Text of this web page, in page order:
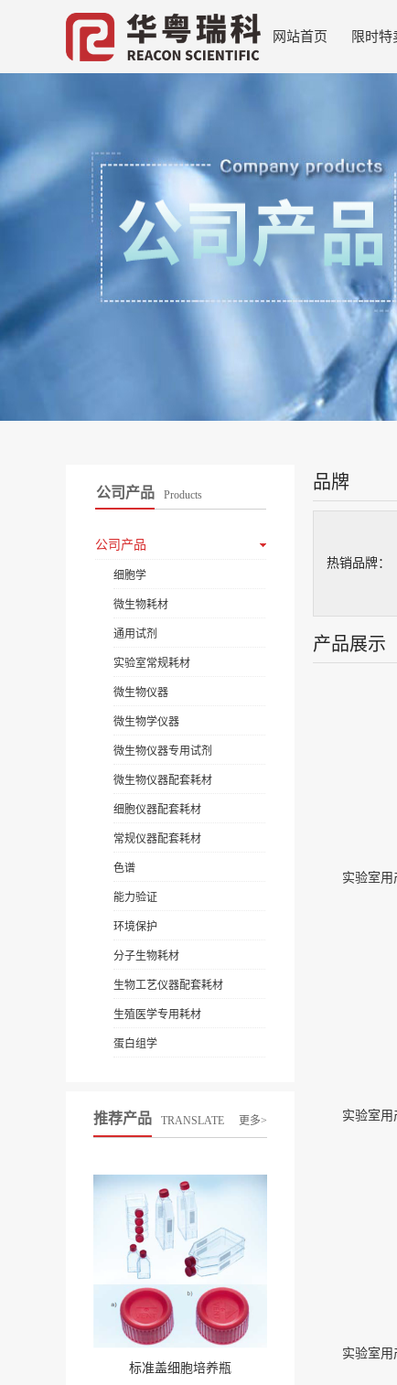
网站首页 限时特
公司产品 Products
公司产品
细胞学
微生物耗材
通用试剂
实验室常规耗材
微生物仪器
微生物学仪器
微生物仪器专用试剂
微生物仪器配套耗材
细胞仪器配套耗材
常规仪器配套耗材
色谱
能力验证
环境保护
分子生物耗材
生物工艺仪器配套耗材
生殖医学专用耗材
蛋白组学
推荐产品 TRANSLATE 更多>
标准盖细胞培养瓶
品牌
热销品牌：
产品展示
实验室用
实验室用
实验室用